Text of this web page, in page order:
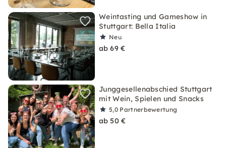
Weintasting und Gameshow in
Stuttgart: Bella Italia
Neu
ab 69 €
Junggesellenabschied Stuttgart
mit Wein, Spielen und Snacks
5,0 Partnerbewertung
ab 50 €